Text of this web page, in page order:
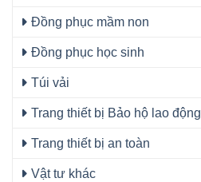
Đồng phục mầm non
Đồng phục học sinh
Túi vải
Trang thiết bị Bảo hộ lao động
Trang thiết bị an toàn
Vật tư khác